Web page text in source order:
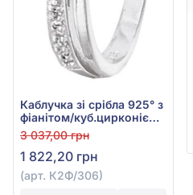
Каблучка зі срібла 925° з
фіанітом/куб.цирконієм,
арт. К2Ф/306
3 037,00 грн
1 822,20 грн
(арт. К2Ф/306)